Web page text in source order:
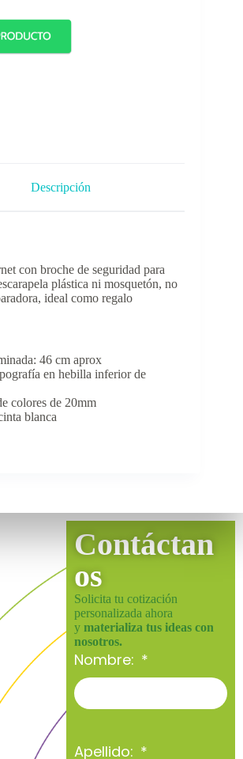
Descripción
con broche de seguridad para
plástica ni mosquetón, no
ideal como regalo
46 cm aprox
en hebilla inferior de
colores de 20mm
blanca
Contáctan
os
Solicita tu cotización
personalizada ahora
y materializa tus ideas con
nosotros.
Nombre:
Apellido: